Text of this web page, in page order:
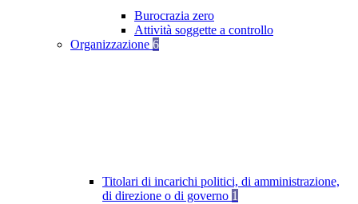
Burocrazia zero
Attività soggette a controllo
Organizzazione 6
Titolari di incarichi politici, di amministrazione,
di direzione o di governo 1